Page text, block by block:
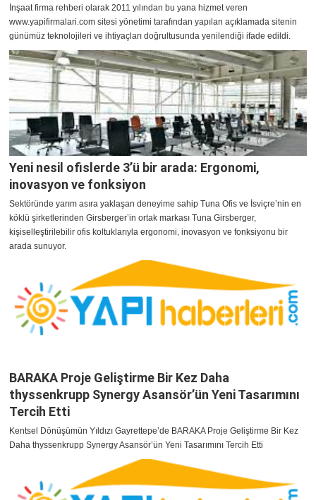
​İnşaat firma rehberi olarak 2011 yılından bu yana hizmet veren
www.yapifirmalari.com sitesi yönetimi tarafından yapılan açıklamada sitenin
günümüz teknolojileri ve ihtiyaçları doğrultusunda yenilendiği ifade edildi.
Yeni nesil ofislerde 3’ü bir arada: Ergonomi,
inovasyon ve fonksiyon
Sektöründe yarım asıra yaklaşan deneyime sahip Tuna Ofis ve İsviçre’nin en
köklü şirketlerinden Girsberger’in ortak markası Tuna Girsberger,
kişiselleştirilebilir ofis koltuklarıyla ergonomi, inovasyon ve fonksiyonu bir
arada sunuyor.
BARAKA Proje Geliştirme Bir Kez Daha
thyssenkrupp Synergy Asansör’ün Yeni Tasarımını
Tercih Etti
Kentsel Dönüşümün Yıldızı Gayrettepe’de BARAKA Proje Geliştirme Bir Kez
Daha thyssenkrupp Synergy Asansör’ün Yeni Tasarımını Tercih Etti